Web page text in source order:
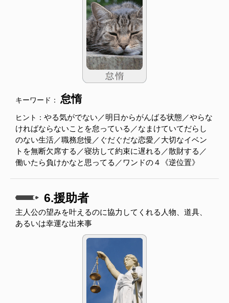
キーワード： 怠惰
ヒント： やる気がでない／明日からがんばる状態／やらな
ければならないことを怠っている／なまけていてだらし
のない生活／職務怠慢／ぐだぐだな恋愛／大切なイベン
トを無断欠席する／寝坊して約束に遅れる／散財する／
働いたら負けかなと思ってる／ワンドの４《逆位置》
6.援助者
主人公の望みを叶えるのに協力してくれる人物、道具、
あるいは幸運な出来事